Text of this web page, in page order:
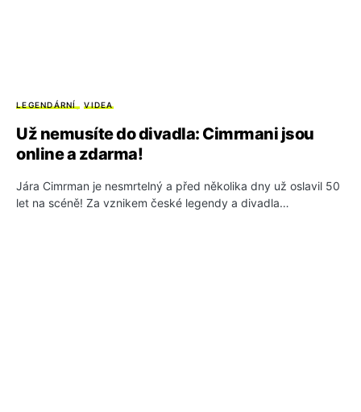
LEGENDÁRNÍ VIDEA
Už nemusíte do divadla: Cimrmani jsou
online a zdarma!
Jára Cimrman je nesmrtelný a před několika dny už oslavil 50
let na scéně! Za vznikem české legendy a divadla…